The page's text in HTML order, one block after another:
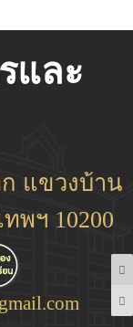
และ
แขวงบ้าน
พฯ 10200